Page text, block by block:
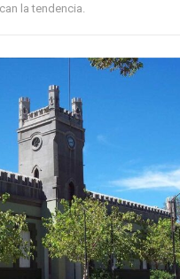
la tendencia.